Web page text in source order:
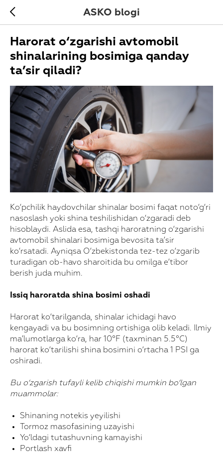
ASKO blogi
Harorat o‘zgarishi avtomobil
shinalarining bosimiga qanday
ta’sir qiladi?
Ko‘pchilik haydovchilar shinalar bosimi faqat noto‘g‘ri
nasoslash yoki shina teshilishidan o‘zgaradi deb
hisoblaydi. Aslida esa, tashqi haroratning o‘zgarishi
avtomobil shinalari bosimiga bevosita ta’sir
ko‘rsatadi. Ayniqsa O‘zbekistonda tez-tez o‘zgarib
turadigan ob-havo sharoitida bu omilga e’tibor
berish juda muhim.
Issiq haroratda shina bosimi oshadi
Harorat ko‘tarilganda, shinalar ichidagi havo
kengayadi va bu bosimning ortishiga olib keladi. Ilmiy
ma’lumotlarga ko‘ra, har 10°F (taxminan 5.5°C)
harorat ko‘tarilishi shina bosimini o‘rtacha 1 PSI ga
oshiradi.
Bu o‘zgarish tufayli kelib chiqishi mumkin bo‘lgan
muammolar:
Shinaning notekis yeyilishi
Tormoz masofasining uzayishi
Yo‘ldagi tutashuvning kamayishi
Portlash xavfi